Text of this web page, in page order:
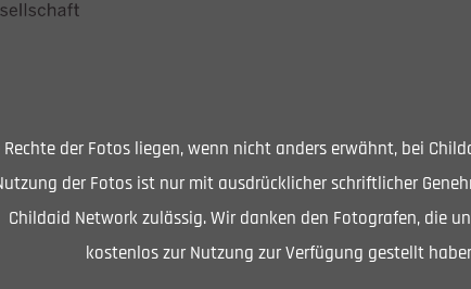
Rechte der Fotos liegen, wenn nicht anders erwähnt, bei
der Fotos ist nur mit ausdrücklicher schriftlicher
Childaid Network zulässig. Wir danken den Fotografen, die
kostenlos zur Nutzung zur Verfügung gestellt